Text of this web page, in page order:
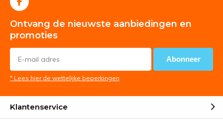
Ontvang de nieuwste aanbiedingen en
promoties
Abonneer
* Lees hier de wettelijke beperkingen
Klantenservice